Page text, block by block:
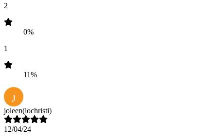
2
0%
1
11%
J
joleen(lochristi)
12/04/24